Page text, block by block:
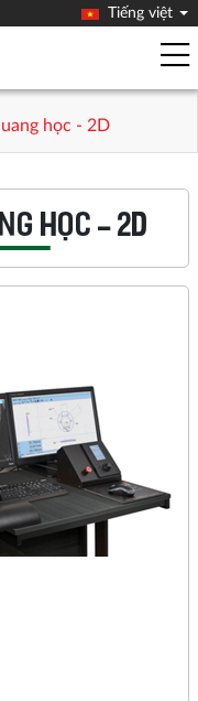
Tiếng việt
học - 2D
HỌC - 2D